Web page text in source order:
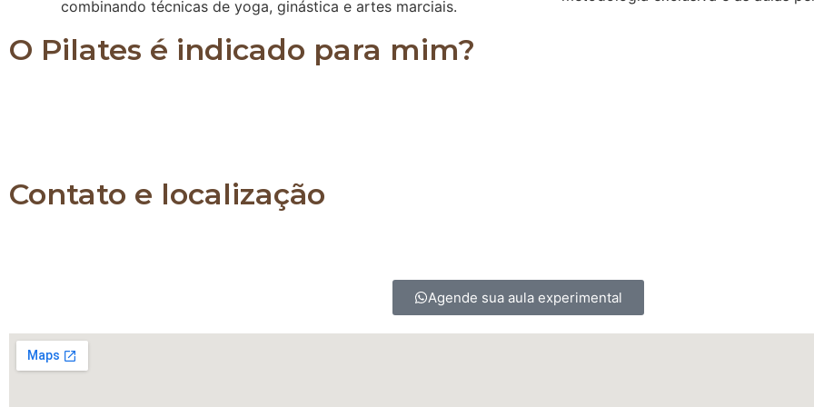
combinando técnicas de yoga, ginástica e artes marciais.
O Pilates é indicado para mim?
Contato e localização
Agende sua aula experimental